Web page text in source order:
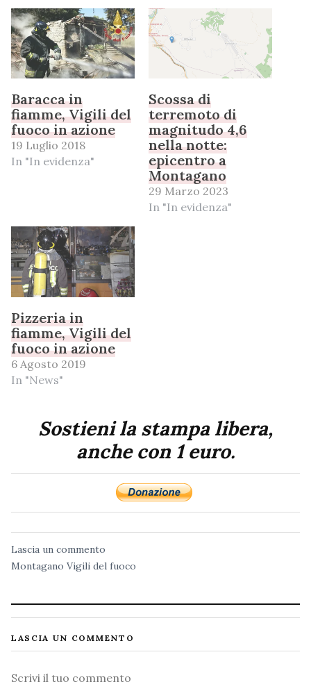
Baracca in
fiamme, Vigili del
fuoco in azione
19 Luglio 2018
In "In evidenza"
Scossa di
terremoto di
magnitudo 4,6
nella notte:
epicentro a
Montagano
29 Marzo 2023
In "In evidenza"
Pizzeria in
fiamme, Vigili del
fuoco in azione
6 Agosto 2019
In "News"
Sostieni la stampa libera,
anche con 1 euro.
Lascia un commento
Montagano Vigili del fuoco
LASCIA UN COMMENTO
Commento